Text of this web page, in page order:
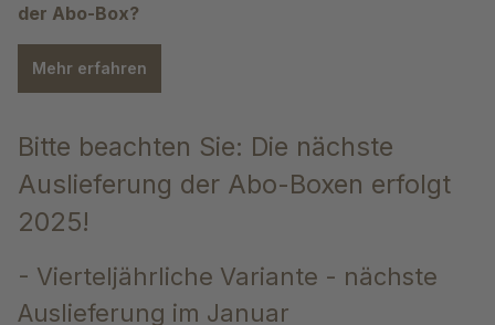
der Abo-Box?
Mehr erfahren
Bitte beachten Sie: Die nächste
Auslieferung der Abo-Boxen erfolgt
2025!
- Vierteljährliche Variante - nächste
Auslieferung im Januar